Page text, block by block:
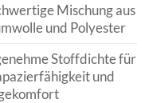
Mischung aus
und Polyester
Stoffdichte für
und